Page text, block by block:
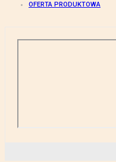
OFERTA PRODUKTOWA